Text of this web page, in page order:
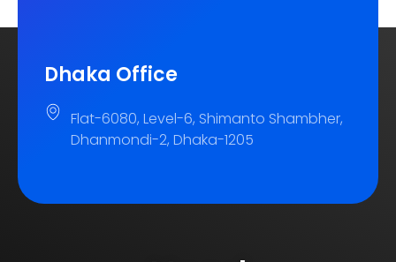
Dhaka Office
Flat-6080, Level-6, Shimanto Shambher,
Dhanmondi-2, Dhaka-1205